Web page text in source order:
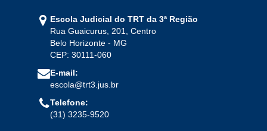
Escola Judicial do TRT da 3ª Região
Rua Guaicurus, 201, Centro
Belo Horizonte - MG
CEP: 30111-060
E-mail:
escola@trt3.jus.br
Telefone:
(31) 3235-9520